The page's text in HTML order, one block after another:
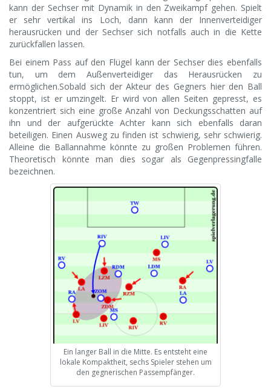
kann der Sechser mit Dynamik in den Zweikampf gehen. Spielt
er sehr vertikal ins Loch, dann kann der Innenverteidiger
herausrücken und der Sechser sich notfalls auch in die Kette
zurückfallen lassen.
Bei einem Pass auf den Flügel kann der Sechser dies ebenfalls
tun, um dem Außenverteidiger das Herausrücken zu
ermöglichen.Sobald sich der Akteur des Gegners hier den Ball
stoppt, ist er umzingelt. Er wird von allen Seiten gepresst, es
konzentriert sich eine große Anzahl von Deckungsschatten auf
ihn und der aufgerückte Achter kann sich ebenfalls daran
beteiligen. Einen Ausweg zu finden ist schwierig, sehr schwierig.
Alleine die Ballannahme könnte zu großen Problemen führen.
Theoretisch könnte man dies sogar als Gegenpressingfalle
bezeichnen.
Ein langer Ball in die Mitte. Es entsteht eine
lokale Kompaktheit, sechs Spieler stehen um
den gegnerischen Passempfänger.